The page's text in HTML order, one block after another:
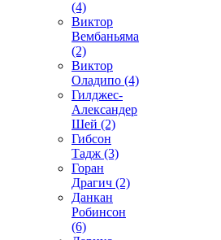
(4)
Виктор
Вембаньяма
(2)
Виктор
Оладипо (4)
Гилджес-
Александер
Шей (2)
Гибсон
Тадж (3)
Горан
Драгич (2)
Данкан
Робинсон
(6)